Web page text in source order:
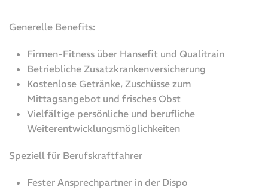
Generelle Benefits:
Firmen-Fitness über Hansefit und Qualitrain
Betriebliche Zusatzkrankenversicherung
Kostenlose Getränke, Zuschüsse zum
Mittagsangebot und frisches Obst
Vielfältige persönliche und berufliche
Weiterentwicklungsmöglichkeiten
Speziell für Berufskraftfahrer
Fester Ansprechpartner in der Dispo